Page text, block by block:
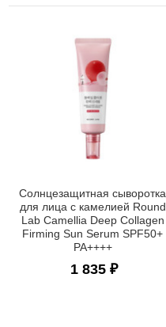
Солнцезащитная сыворотка
для лица с камелией Round
Lab Camellia Deep Collagen
Firming Sun Serum SPF50+
PA++++
1 835 ₽